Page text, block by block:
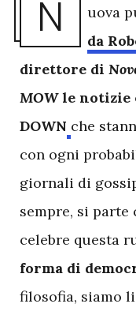
N uova
da
direttore di
MOWle notizie
DOWN che
con ogni
giornali di
sempre, si
celebre questa
forma di
filosofia, siamo